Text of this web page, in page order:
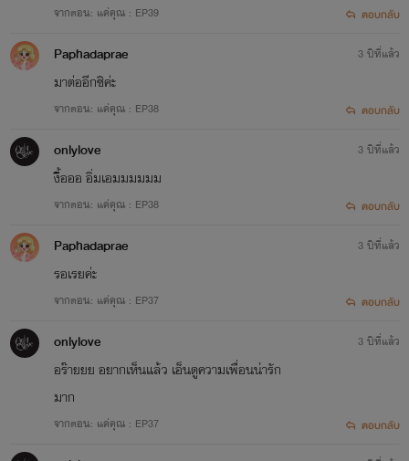
(･´з`･)*.‘ﾟ･✿.｡. *.:｡✿*ﾟ’ﾟ･✿.｡.*.:(●´з`)♡
ขอบคุณทุกท่านที่ติดตาม และ สนับสนุนไรท์นะคะ
(灬♥ω♥灬)*...*♥*...*(L(*OεV*)E)♥
จากตอน: แค่คุณ : EP39 ตอบกลับ
Paphadaprae
มาต่ออีกซิค่ะ
จากตอน: แค่คุณ : EP38
3 ปีที่แล้ว
ตอบกลับ
onlylove
งื้ิอออ อิ่มเอมมมมมม
จากตอน: แค่คุณ : EP38
3 ปีที่แล้ว
ตอบกลับ
Paphadaprae
รอเรยค่ะ
จากตอน: แค่คุณ : EP37
3 ปีที่แล้ว
ตอบกลับ
onlylove
อร๊ายยย อยากเห็นแล้ว เอ็นดูความเพื่อนน่ารัก
มาก
จากตอน: แค่คุณ : EP37
3 ปีที่แล้ว
ตอบกลับ